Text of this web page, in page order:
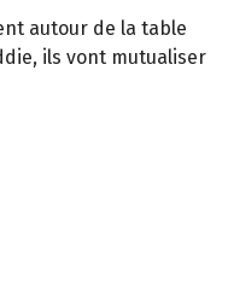
autour de la table
ils vont mutualiser